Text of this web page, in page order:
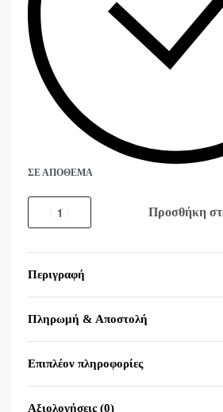
ΣΕ ΑΠΌΘΕΜΑ
Προσθήκη
Περιγραφή
Πληρωμή & Αποστολή
Επιπλέον πληροφορίες
Αξιολογήσεις (0)